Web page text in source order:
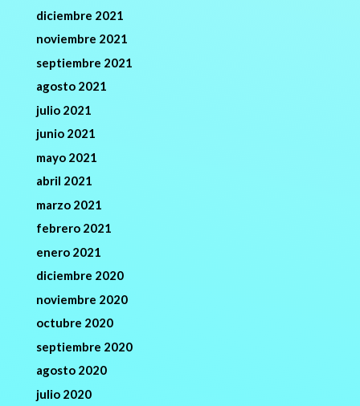
diciembre 2021
noviembre 2021
septiembre 2021
agosto 2021
julio 2021
junio 2021
mayo 2021
abril 2021
marzo 2021
febrero 2021
enero 2021
diciembre 2020
noviembre 2020
octubre 2020
septiembre 2020
agosto 2020
julio 2020